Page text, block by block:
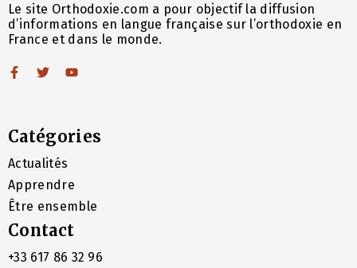
Le site Orthodoxie.com a pour objectif la diffusion
d’informations en langue française sur l’orthodoxie en
France et dans le monde.
Catégories
Actualités
Apprendre
Être ensemble
Contact
+33 617 86 32 96